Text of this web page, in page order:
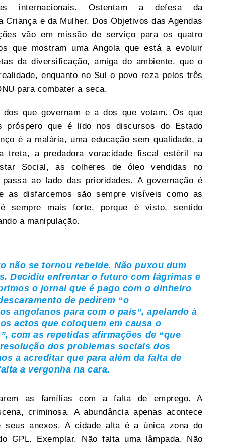
internacionais. Ostentam a defesa da
e da Mulher. Dos Objetivos das Agendas
vão em missão de serviço para os quatro
que mostram uma Angola que está a evoluir
da diversificação, amiga do ambiente, que o
enquanto no Sul o povo reza pelos três
para combater a seca.
que governam e a dos que votam. Os que
próspero que é lido nos discursos do Estado
é a malária, uma educação sem qualidade, a
treta, a predadora voracidade fiscal estéril na
Social, as colheres de óleo vendidas no
ao lado das prioridades. A governação é
as disfarcemos são sempre visíveis como as
sempre mais forte, porque é visto, sentido
a manipulação.
não se tornou rebelde. Não puxou dum
Decidiu enfrentar o futuro com lágrimas e
o jornal que é pago com o dinheiro
de pedirem “o
angolanos para com o país”, apelando à
actos que coloquem em causa o
com as repetidas afirmações de “que
dos problemas sociais dos
a acreditar que para além da falta de
a vergonha na cara.
as famílias com a falta de emprego. A
criminosa. A abundância apenas acontece
seus anexos. A cidade alta é a única zona do
GPL. Exemplar. Não falta uma lâmpada. Não